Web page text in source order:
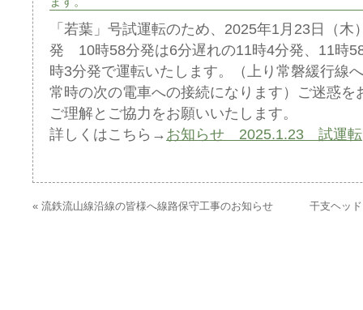
「若葉」号試運転のため、2025年1月23日（木
発 10時58分発は6分遅れの11時4分発、11時
時3分発で運転いたします。（上り常磐緩行線
常時の次の電車への接続になります）ご迷惑を
ご理解とご協力をお願いいたします。
詳しくはこちら→ お知らせ 2025.1.23 試運転
« 流鉄流山線沿線の皆様へ線路保守工事のお知らせ 干支ヘッ